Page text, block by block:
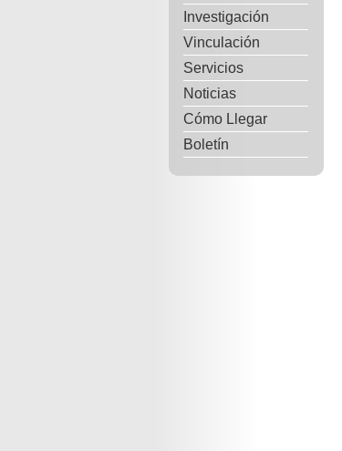
Investigación
Vinculación
Servicios
Noticias
Cómo Llegar
Boletín